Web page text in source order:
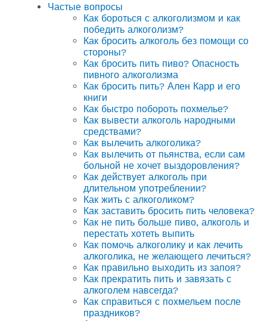
Частые вопросы
Как бороться с алкоголизмом и как
победить алкоголизм?
Как бросить алкоголь без помощи со
стороны?
Как бросить пить пиво? Опасность
пивного алкоголизма
Как бросить пить? Ален Карр и его
книги
Как быстро побороть похмелье?
Как вывести алкоголь народными
средствами?
Как вылечить алкоголика?
Как вылечить от пьянства, если сам
больной не хочет выздоровления?
Как действует алкоголь при
длительном употреблении?
Как жить с алкоголиком?
Как заставить бросить пить человека?
Как не пить больше пиво, алкоголь и
перестать хотеть выпить
Как помочь алкоголику и как лечить
алкоголика, не желающего лечиться?
Как правильно выходить из запоя?
Как прекратить пить и завязать с
алкоголем навсегда?
Как справиться с похмельем после
праздников?